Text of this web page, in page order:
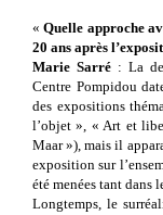
«Quelle approche
20 ans après
Marie Sarré : La
Centre Pompidou
des expositions
l’objet », « Art et
Maar »), mais il
exposition sur
été menées tant dans
Longtemps, le